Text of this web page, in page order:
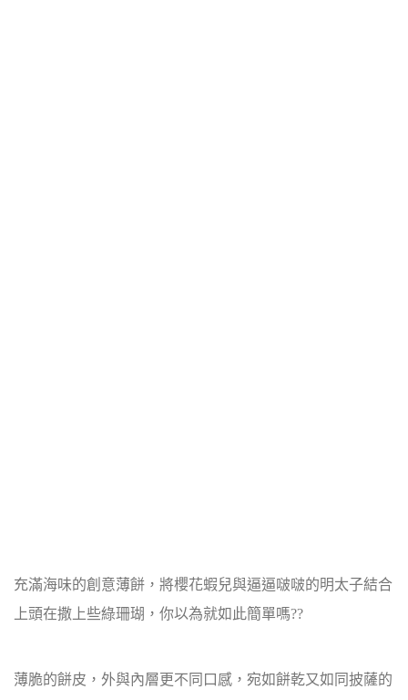
充滿海味的創意薄餅，將櫻花蝦兒與逼逼啵啵的明太子結合
上頭在撒上些綠珊瑚，你以為就如此簡單嗎??
薄脆的餅皮，外與內層更不同口感，宛如餅乾又如同披薩的